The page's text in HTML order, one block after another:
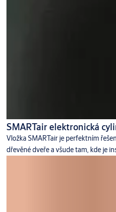
SMARTair elektronická
Vložka SMARTair je perfektním
dřevěné dveře a všude tam, kde je